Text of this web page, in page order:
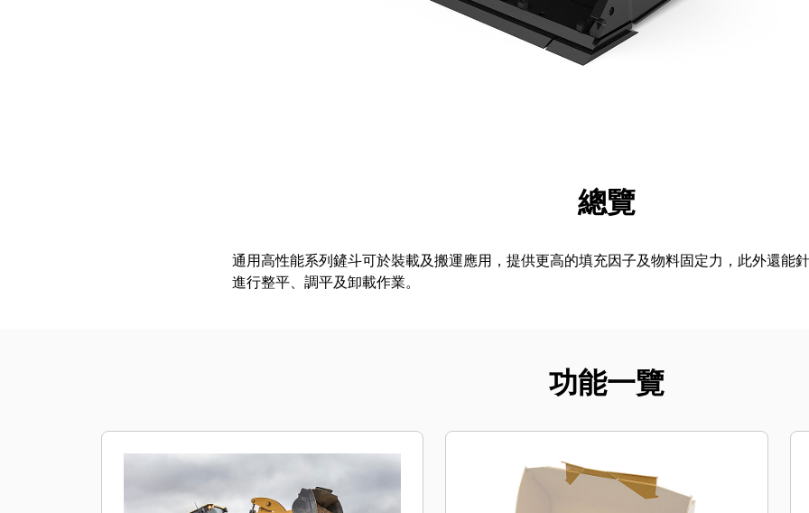
導覽總覽
通用高性能系列鏟斗可於裝載及搬運應用，提供更高的填充因子及物料固定力，此外還能
進行整平、調平及卸載作業。
功能一覽